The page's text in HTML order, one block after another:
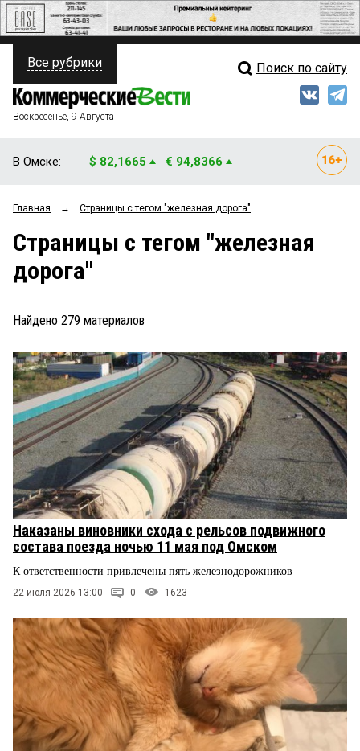
ПОЛИТИКА
ФИНАНСЫ
ОБЩЕСТВО
ЗАКОН
НОВОСТИ КОМПАНИЙ
ПРОИСШЕСТВИЯ
СТИЛЬ ЖИЗНИ
Свежий выпуск
Мнения
Рейтинги
Все рубрики Поиск по сайту
Воскресенье, 9 Августа
В Омске: $ 82,1665 € 94,8366
Главная → Страницы c тегом "железная дорога"
Страницы c тегом "железная
дорога"
Найдено 279 материалов
Наказаны виновники схода с рельсов подвижного
состава поезда ночью 11 мая под Омском
К ответственности привлечены пять железнодорожников
22 июля 2026 13:00 0 1623